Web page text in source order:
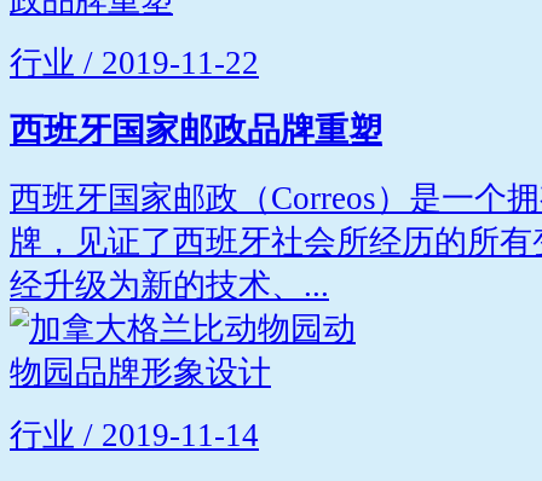
行业 / 2019-11-22
西班牙国家邮政品牌重塑
西班牙国家邮政（Correos）是一个
牌，见证了西班牙社会所经历的所有
经升级为新的技术、...
行业 / 2019-11-14